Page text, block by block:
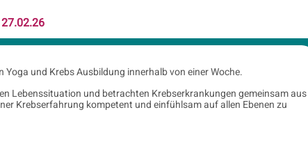
27.02.26
und Krebs Ausbildung innerhalb von einer Woche.
Lebenssituation und betrachten Krebserkrankungen gemeinsam aus
Krebserfahrung kompetent und einfühlsam auf allen Ebenen zu